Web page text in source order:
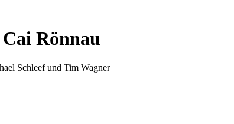
Rönnau
Schleef und Tim Wagner